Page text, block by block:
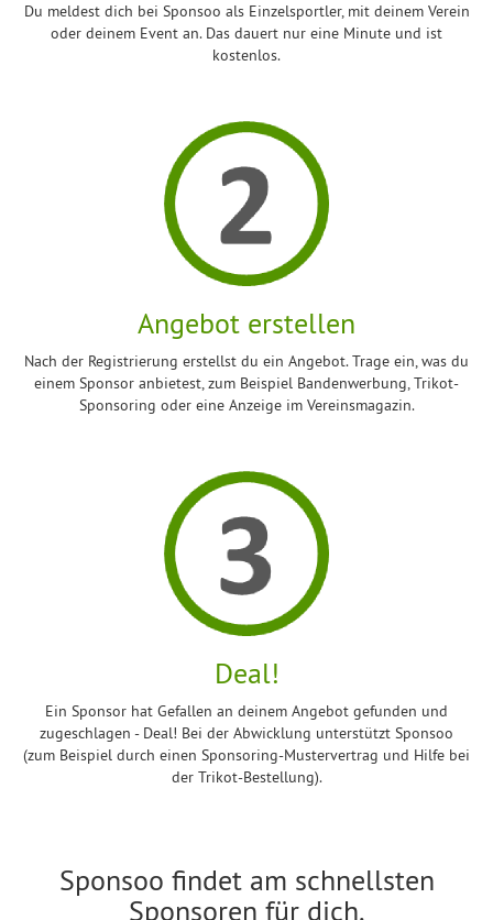
Du meldest dich bei Sponsoo als Einzelsportler, mit deinem Verein
oder deinem Event an. Das dauert nur eine Minute und ist
kostenlos.
Angebot erstellen
Nach der Registrierung erstellst du ein Angebot. Trage ein, was du
einem Sponsor anbietest, zum Beispiel Bandenwerbung, Trikot-
Sponsoring oder eine Anzeige im Vereinsmagazin.
Deal!
Ein Sponsor hat Gefallen an deinem Angebot gefunden und
zugeschlagen - Deal! Bei der Abwicklung unterstützt Sponsoo
(zum Beispiel durch einen Sponsoring-Mustervertrag und Hilfe bei
der Trikot-Bestellung).
Sponsoo findet am schnellsten
Sponsoren für dich.